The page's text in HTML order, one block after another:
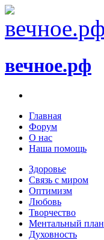
вечное.рф
Главная
Форум
О нас
Наша помощь
Здоровье
Связь с миром
Оптимизм
Любовь
Творчество
Ментальный план
Духовность